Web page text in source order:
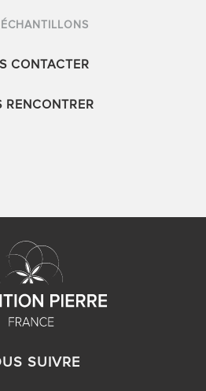
SUIVRE
CONTACTER
RENCONTRER